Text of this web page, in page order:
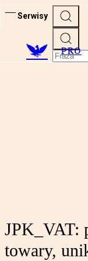
Serwisy
PRO
JPK_VAT:
towary,